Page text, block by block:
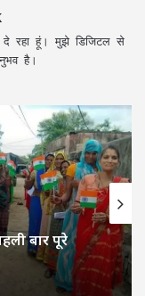
दे रहा हूं। मुझे डिजिटल से
है।
बार पूरे